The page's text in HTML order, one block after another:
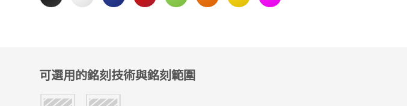
可選用的銘刻技術與銘刻範圍